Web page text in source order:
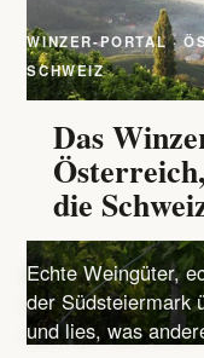
WINZER-PORTAL ·
SCHWEIZ
Das
die
Echte Weingüter,
der Südsteiermark
und lies, was